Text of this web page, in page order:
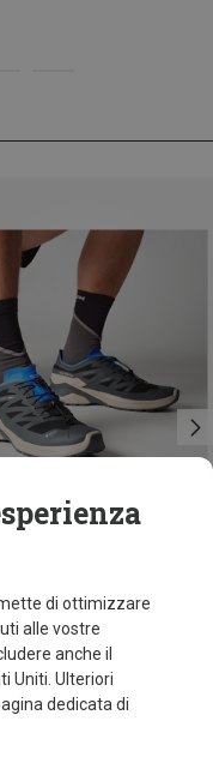
di ottimizzare
alle vostre
anche il
Uniti. Ulteriori
dedicata di